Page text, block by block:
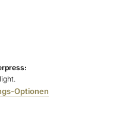
Optionen